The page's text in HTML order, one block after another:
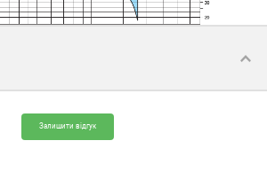
Залишити відгук